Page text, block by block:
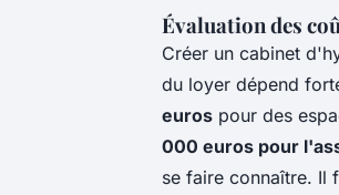
Évaluation des
Créer un cabinet
du loyer dépend
euros pour des
000 euros pour
se faire connaître. Il